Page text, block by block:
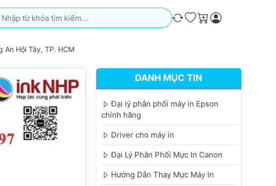
từ khóa tìm kiếm. Kết quả sẽ tự động xuất hiện khi bạn nhập. Nhấn phím
So sánh
Ưa thích
Giỏ hàng
An Hội Tây, TP. HCM
DANH MỤC TIN
Đại lý phân phối máy in Epson
chính hãng
Driver cho máy in
Đại Lý Phân Phối Mực In Canon
Hướng Dẫn Thay Mực Máy In